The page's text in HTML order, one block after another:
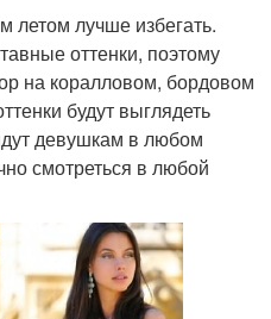
летом лучше избегать.
оттенки, поэтому
на коралловом, бордовом
будут выглядеть
девушкам в любом
смотреться в любой